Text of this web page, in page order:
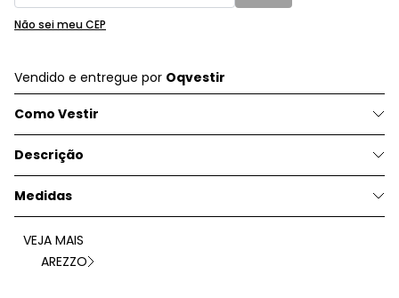
Não sei meu CEP
Vendido e entregue por Oqvestir
Como Vestir
Descrição
Medidas
VEJA MAIS
AREZZO